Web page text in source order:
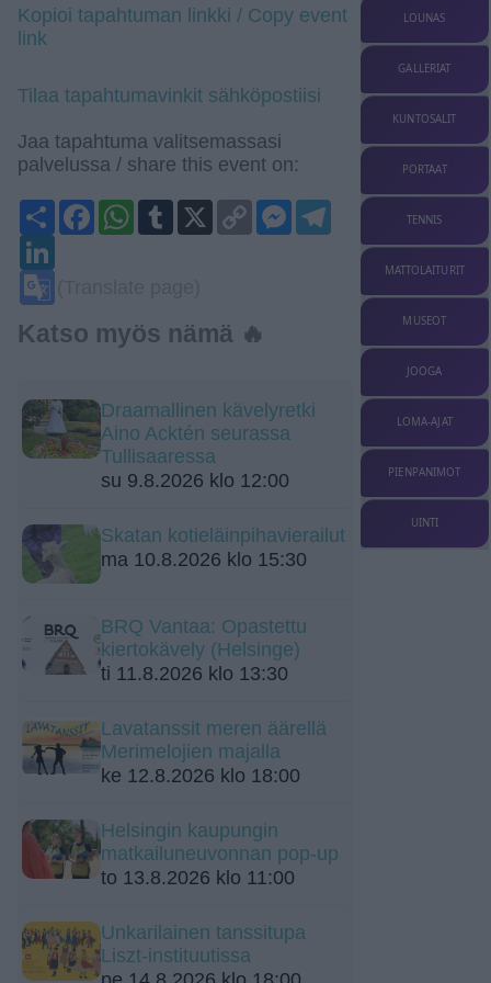
Kopioi tapahtuman linkki / Copy event
link
Tilaa tapahtumavinkit sähköpostiisi
Jaa tapahtuma valitsemassasi
palvelussa / share this event on:
ShareFacebookWhatsApp
Tumblr
X
Copy
Link
Messenger
Telegram
Katso myös nämä 🔥
Draamallinen kävelyretki
Aino Acktén seurassa
Tullisaaressa
su 9.8.2026 klo 12:00
Skatan kotieläinpihavierailut
ma 10.8.2026 klo 15:30
BRQ Vantaa: Opastettu
kiertokävely (Helsinge)
ti 11.8.2026 klo 13:30
Lavatanssit meren äärellä
Merimelojien majalla
ke 12.8.2026 klo 18:00
Helsingin kaupungin
matkailuneuvonnan pop-up
to 13.8.2026 klo 11:00
Unkarilainen tanssitupa
Liszt-instituutissa
LOUNAS
GALLERIAT
KUNTOSALIT
PORTAAT
TENNIS
MATTOLAITURIT
MUSEOT
JOOGA
LOMA-AJAT
PIENPANIMOT
UINTI